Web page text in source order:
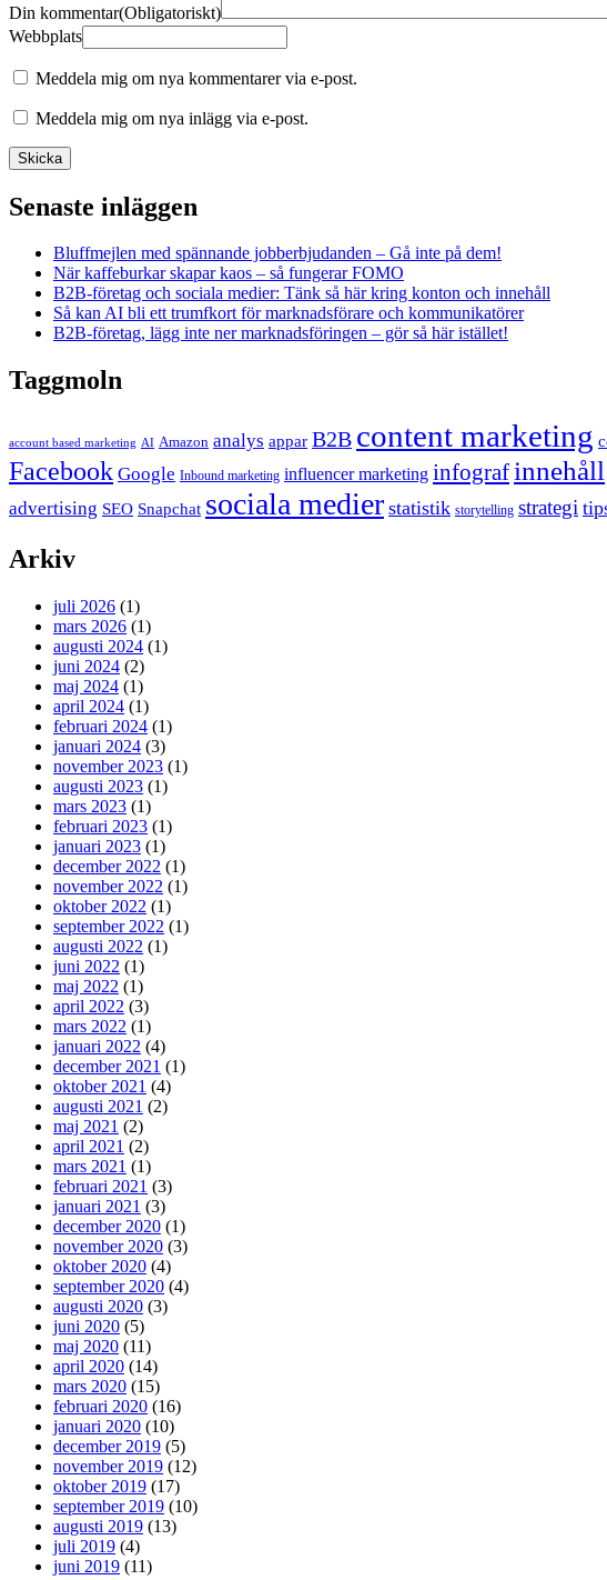
Din kommentar(Obligatoriskt)
Webbplats
Meddela mig om nya kommentarer via e-post.
Meddela mig om nya inlägg via e-post.
Senaste inläggen
Bluffmejlen med spännande jobberbjudanden – Gå inte på dem!
När kaffeburkar skapar kaos – så fungerar FOMO
B2B-företag och sociala medier: Tänk så här kring konton och innehåll
Så kan AI bli ett trumfkort för marknadsförare och kommunikatörer
B2B-företag, lägg inte ner marknadsföringen – gör så här istället!
Taggmoln
account based marketing AI Amazon analys appar B2B content marketing
Facebook Google Inbound marketing influencer marketing infograf innehåll
advertising SEO Snapchat sociala medier statistik storytelling strategi
Arkiv
juli 2026 (1)
mars 2026 (1)
augusti 2024 (1)
juni 2024 (2)
maj 2024 (1)
april 2024 (1)
februari 2024 (1)
januari 2024 (3)
november 2023 (1)
augusti 2023 (1)
mars 2023 (1)
februari 2023 (1)
januari 2023 (1)
december 2022 (1)
november 2022 (1)
oktober 2022 (1)
september 2022 (1)
augusti 2022 (1)
juni 2022 (1)
maj 2022 (1)
april 2022 (3)
mars 2022 (1)
januari 2022 (4)
december 2021 (1)
oktober 2021 (4)
augusti 2021 (2)
maj 2021 (2)
april 2021 (2)
mars 2021 (1)
februari 2021 (3)
januari 2021 (3)
december 2020 (1)
november 2020 (3)
oktober 2020 (4)
september 2020 (4)
augusti 2020 (3)
juni 2020 (5)
maj 2020 (11)
april 2020 (14)
mars 2020 (15)
februari 2020 (16)
januari 2020 (10)
december 2019 (5)
november 2019 (12)
oktober 2019 (17)
september 2019 (10)
augusti 2019 (13)
juli 2019 (4)
juni 2019 (11)